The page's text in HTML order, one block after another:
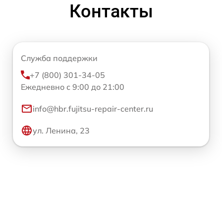
Контакты
Служба поддержки
+7 (800) 301-34-05
Ежедневно с 9:00 до 21:00
info@hbr.fujitsu-repair-center.ru
ул. Ленина, 23